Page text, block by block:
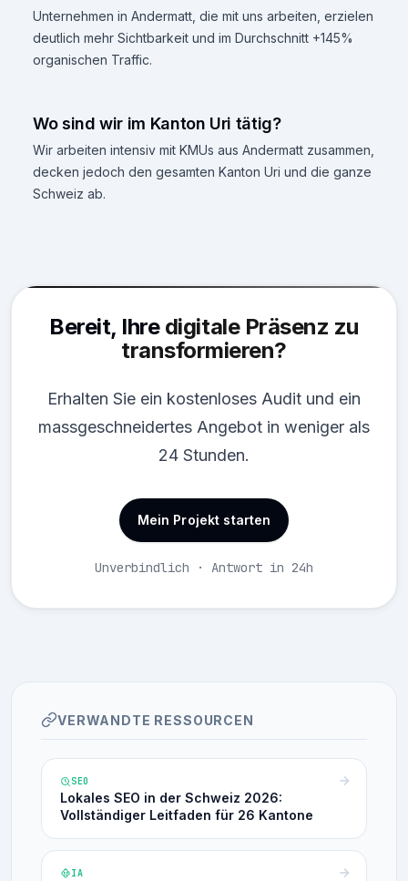
Unternehmen in Andermatt, die mit uns arbeiten, erzielen
deutlich mehr Sichtbarkeit und im Durchschnitt +145%
organischen Traffic.
Wo sind wir im Kanton Uri tätig?
Wir arbeiten intensiv mit KMUs aus Andermatt zusammen,
decken jedoch den gesamten Kanton Uri und die ganze
Schweiz ab.
Bereit, Ihre digitale Präsenz zu
transformieren?
Erhalten Sie ein kostenloses Audit und ein
massgeschneidertes Angebot in weniger als
24 Stunden.
Mein Projekt starten
Unverbindlich · Antwort in 24h
VERWANDTE RESSOURCEN
SEO
Lokales SEO in der Schweiz 2026:
Vollständiger Leitfaden für 26 Kantone
IA